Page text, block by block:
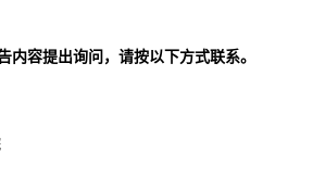
内容提出询问，请按以下方式联系。
学院